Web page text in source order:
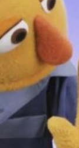
Our Work
About Us
Support Us